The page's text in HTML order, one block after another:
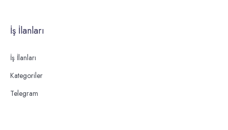
İş İlanları
İş İlanları
Kategoriler
Telegram